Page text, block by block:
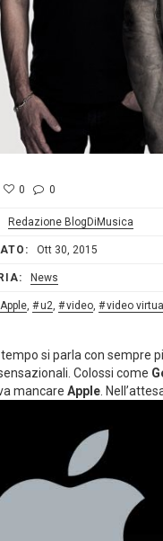
0 0
Redazione BlogDiMusica
Ott 30, 2015
News
Apple u2 video video
si parla con sempre
Colossi come
mancare Apple .